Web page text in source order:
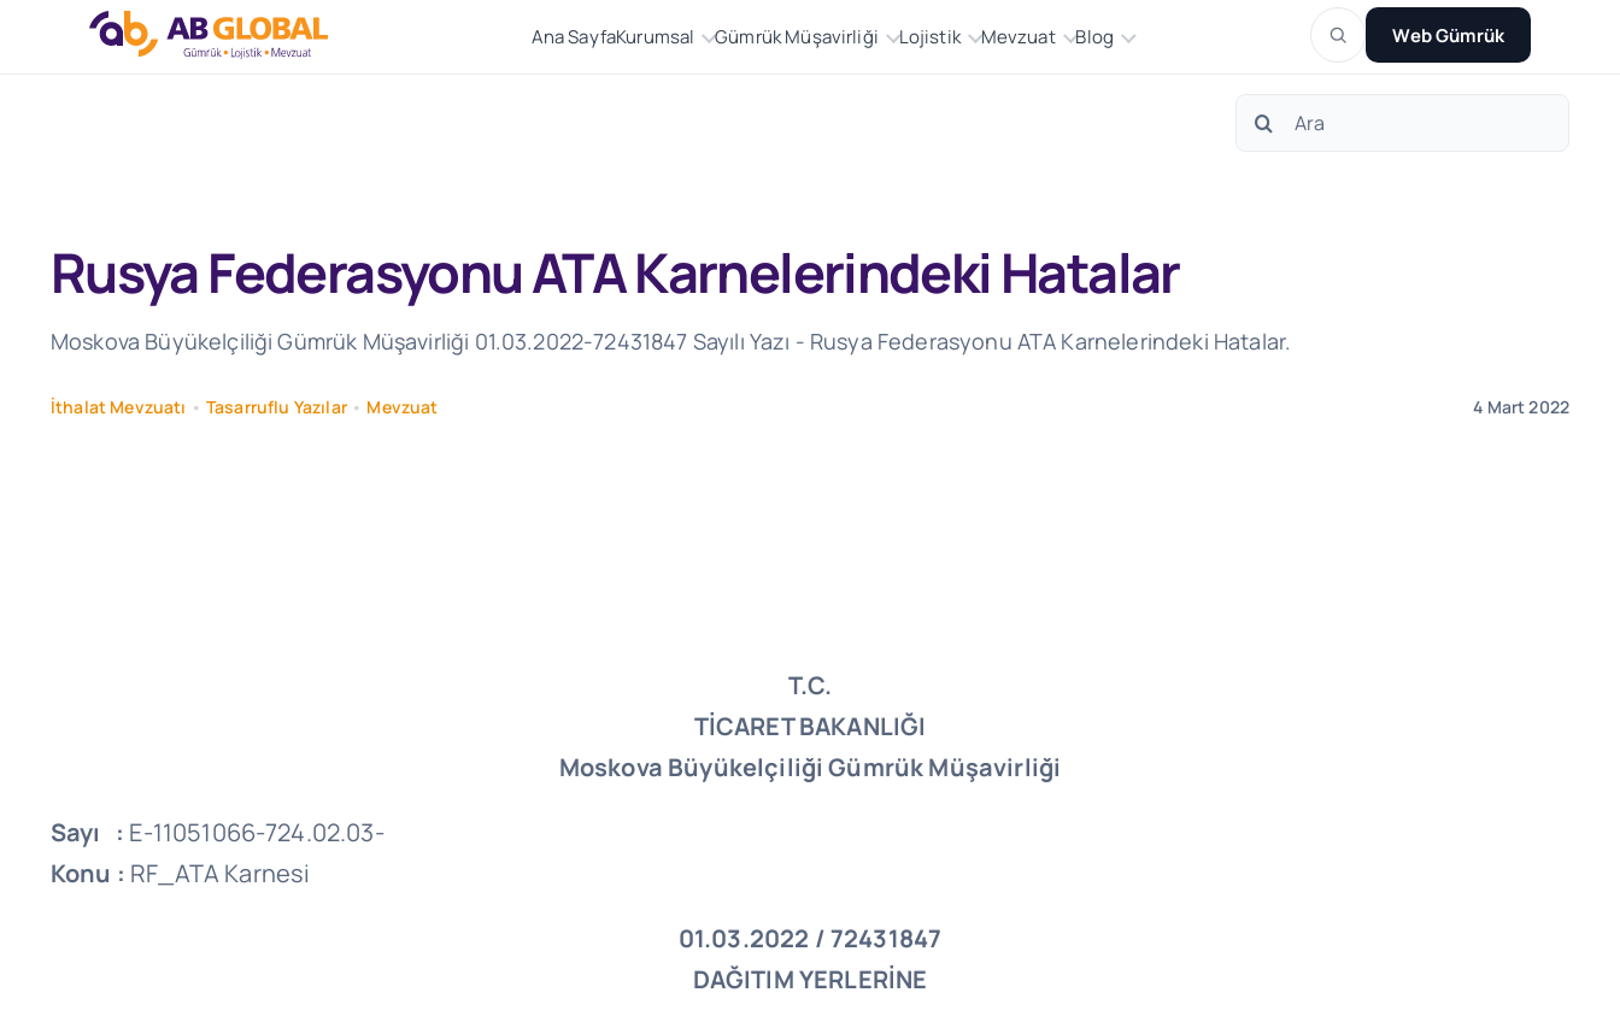
Ana SayfaKurumsal Gümrük Müşavirliği Lojistik Mevzuat Blog Web Gümrük
Search
Rusya Federasyonu ATA Karnelerindeki Hatalar
Moskova Büyükelçiliği Gümrük Müşavirliği 01.03.2022-72431847 Sayılı Yazı - Rusya Federasyonu ATA Karnelerindeki Hatalar.
İthalat Mevzuatı • Tasarruflu Yazılar• Mevzuat 4 Mart 2022
T.C.
TİCARET BAKANLIĞI
Moskova Büyükelçiliği Gümrük Müşavirliği
Sayı : E-11051066-724.02.03-
Konu : RF_ATA Karnesi
01.03.2022 / 72431847
DAĞITIM YERLERİNE